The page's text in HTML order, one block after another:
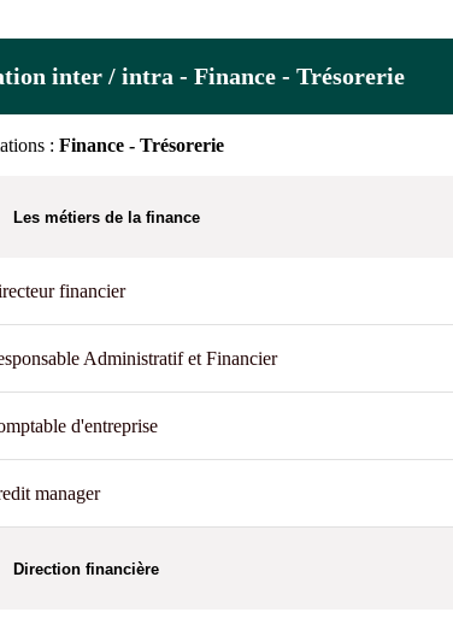
inter / intra - Finance - Trésorerie
: Finance - Trésorerie
Les métiers de la finance
financier
Administratif et Financier
d'entreprise
manager
Direction financière